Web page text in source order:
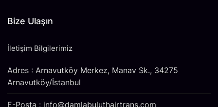
Bize Ulaşın
İletişim Bilgilerimiz
Adres : Arnavutköy Merkez, Manav Sk., 34275
Arnavutköy/İstanbul
E-Posta : info@damlabuluthairtrans.com